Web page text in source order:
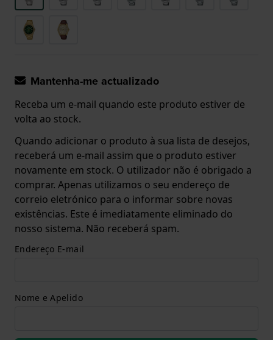
Mantenha-me actualizado
Receba um e-mail quando este produto estiver de
volta ao stock.
Quando adicionar o produto à sua lista de desejos,
receberá um e-mail assim que o produto estiver
novamente em stock. O utilizador não é obrigado a
comprar. Apenas utilizamos o seu endereço de
correio eletrónico para o informar sobre novas
existências. Este é imediatamente eliminado do
nosso sistema. Não receberá spam.
Endereço E-mail
Nome e Apelido